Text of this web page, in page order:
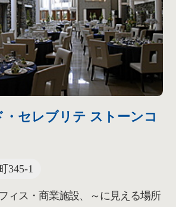
・セレブリテ ストーンコ
345-1
ィス・商業施設、～に見える場所